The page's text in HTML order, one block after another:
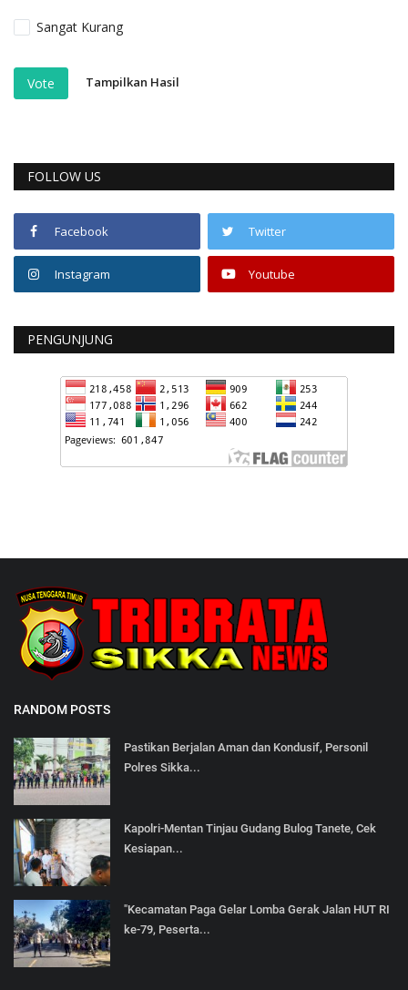
Sangat Kurang
Vote Tampilkan Hasil
FOLLOW US
Facebook Twitter
Instagram Youtube
PENGUNJUNG
RANDOM POSTS
Pastikan Berjalan Aman dan Kondusif, Personil
Polres Sikka...
Kapolri-Mentan Tinjau Gudang Bulog Tanete, Cek
Kesiapan...
"Kecamatan Paga Gelar Lomba Gerak Jalan HUT RI
ke-79, Peserta...